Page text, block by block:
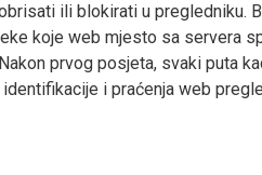
ili blokirati u pregledniku.
koje web mjesto sa servera
prvog posjeta, svaki puta
i praćenja web